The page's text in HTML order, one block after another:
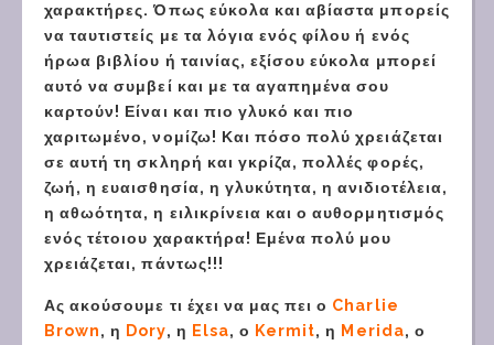
χαρακτήρες. Όπως εύκολα και αβίαστα μπορείς
να ταυτιστείς με τα λόγια ενός φίλου ή ενός
ήρωα βιβλίου ή ταινίας, εξίσου εύκολα μπορεί
αυτό να συμβεί και με τα αγαπημένα σου
καρτούν! Είναι και πιο γλυκό και πιο
χαριτωμένο, νομίζω! Και πόσο πολύ χρειάζεται
σε αυτή τη σκληρή και γκρίζα, πολλές φορές,
ζωή, η ευαισθησία, η γλυκύτητα, η ανιδιοτέλεια,
η αθωότητα, η ειλικρίνεια και ο αυθορμητισμός
ενός τέτοιου χαρακτήρα! Εμένα πολύ μου
χρειάζεται, πάντως!!!
Ας ακούσουμε τι έχει να μας πει ο Charlie
Brown, η Dory, η Elsa, ο Kermit, η Merida, ο